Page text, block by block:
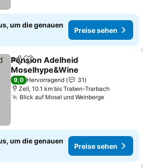
um die genauen
Preise sehen
TeilenZu Favoriten hinzufügen
Pension Adelheid
Moselhype&Wine
9,0 Hervorragend
31
Zell, 10.1 km bis Traben-Trarbach
Blick auf Mosel und Weinberge
um die genauen
Preise sehen